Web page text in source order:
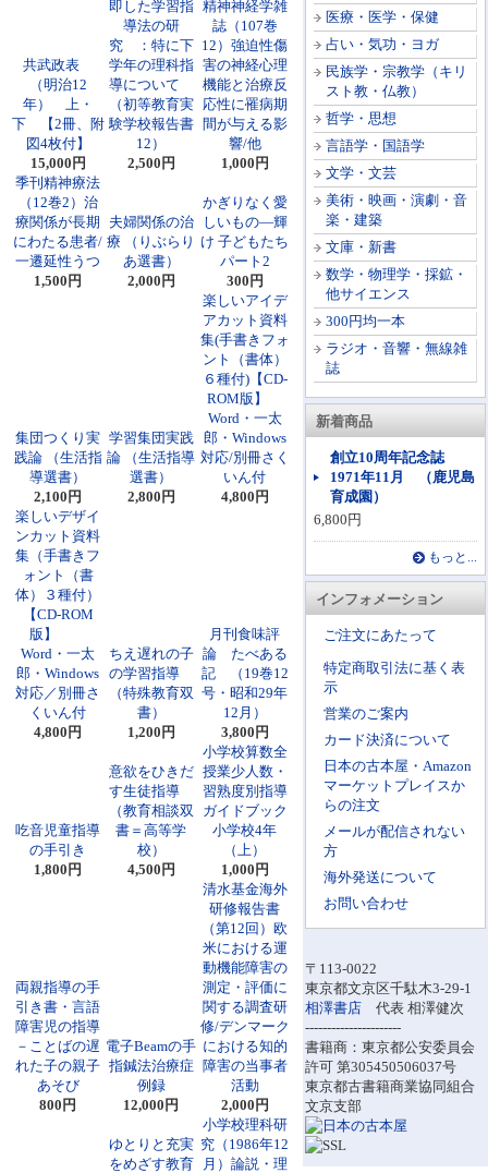
医療・医学・保健
占い・気功・ヨガ
民族学・宗教学（キリ
スト教・仏教）
哲学・思想
言語学・国語学
文学・文芸
美術・映画・演劇・音
楽・建築
文庫・新書
数学・物理学・採鉱・
他サイエンス
300円均一本
ラジオ・音響・無線雑
誌
新着商品
創立10周年記念誌
1971年11月 （鹿児島
育成園）
6,800円
もっと...
インフォメーション
ご注文にあたって
特定商取引法に基く表
示
営業のご案内
カード決済について
日本の古本屋・Amazon
マーケットプレイスか
らの注文
メールが配信されない
方
海外発送について
お問い合わせ
〒113-0022
東京都文京区千駄木3-29-1
相澤書店 代表 相澤健次
----------------------
書籍商：東京都公安委員会
許可 第305450506037号
東京都古書籍商業協同組合
文京支部
共武政表
（明治12
年） 上・
下 【2冊、附
図4枚付】
15,000円
即した学習指
導法の研
究 ：特に下
学年の理科指
導について
（初等教育実
験学校報告書
12）
2,500円
精神神経学雑
誌（107巻
12）強迫性傷
害の神経心理
機能と治療反
応性に罹病期
間が与える影
響/他
1,000円
季刊精神療法
（12巻2）治
療関係が長期
にわたる患者/
一遷延性うつ
1,500円
夫婦関係の治
療 （りぶらり
あ選書）
2,000円
かぎりなく愛
しいもの―輝
け 子どもたち
パート2
300円
集団つくり実
践論 （生活指
導選書）
2,100円
学習集団実践
論 （生活指導
選書）
2,800円
楽しいアイデ
アカット資料
集(手書きフォ
ント（書体）
６種付)【CD-
ROM版】
Word・一太
郎・Windows
対応/別冊さく
いん付
4,800円
楽しいデザイ
ンカット資料
集（手書きフ
ォント（書
体）３種付）
【CD-ROM
版】
Word・一太
郎・Windows
対応／別冊さ
くいん付
4,800円
ちえ遅れの子
の学習指導
（特殊教育双
書）
1,200円
月刊食味評
論 たべある
記 （19巻12
号・昭和29年
12月）
3,800円
吃音児童指導
の手引き
1,800円
意欲をひきだ
す生徒指導
（教育相談双
書＝高等学
校）
4,500円
小学校算数全
授業少人数・
習熟度別指導
ガイドブック
小学校4年
（上）
1,000円
両親指導の手
引き書・言語
障害児の指導
－ことばの遅
れた子の親子
あそび
800円
電子Beamの手
指鍼法治療症
例録
12,000円
清水基金海外
研修報告書
（第12回）欧
米における運
動機能障害の
測定・評価に
関する調査研
修/デンマーク
における知的
障害の当事者
活動
2,000円
ゆとりと充実
をめざす教育
小学校理科研
究（1986年12
月）論説・理